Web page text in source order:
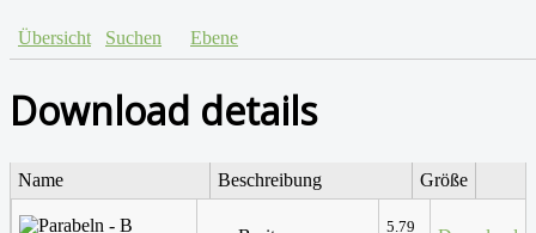
Übersicht Suchen Ebene
Download details
Name Beschreibung Größe
5.79